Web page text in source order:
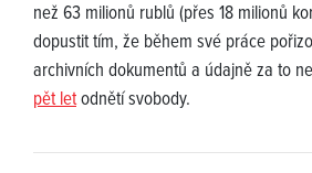
než 63 milionů rublů (přes 18 milionů
dopustit tím, že během své práce
archivních dokumentů a údajně za to
pět letodnětí svobody.